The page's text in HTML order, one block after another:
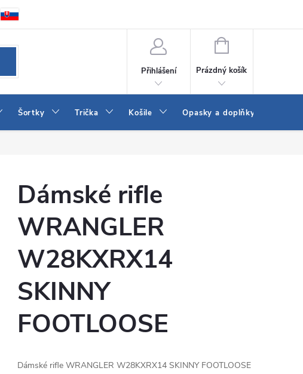
Kontakt
Přihlášení
NÁKUPNÍ
Prázdný košík
Šortky Trička Košile Opasky a doplňky
Dámské rifle
WRANGLER
W28KXRX14
SKINNY
FOOTLOOSE
Dámské rifle WRANGLER W28KXRX14 SKINNY FOOTLOOSE